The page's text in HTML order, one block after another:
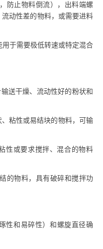
防止物料倒流），出料端螺
动性差的物料，或需要进料
用于需要极低转速或特定混合
送干燥、流动性好的粉状和
粘性或易结块的物料，可输
性或要求搅拌、混合的物料
的物料，具有破碎和搅拌功
性和易碎性）和螺旋直径确